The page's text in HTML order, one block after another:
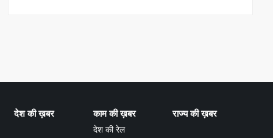
देश की ख़बर काम की ख़बर
देश की रेल
राज्य की ख़बर